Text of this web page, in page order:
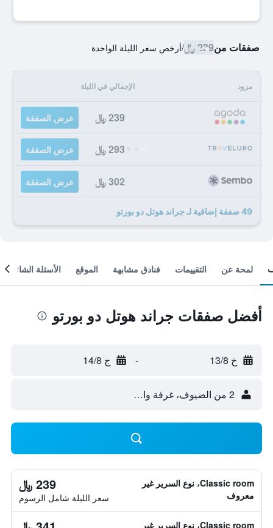
صفقات من239 ﷼ /أرخص سعر الليلة الواحدة
مزود الإجمالي في الليلة
239 ﷼ عرض الصفقة
293 ﷼ عرض الصفقة
302 ﷼ عرض الصفقة
49 صفقة إضافية لـ جراند هوتل دو بورتو
لمحة عن التقييمات فنادق مشابهة الموقع الأسئلة الشائعة
أفضل صفقات جراند هوتل دو بورتو
خ 13/8 - ج 14/8
2 من الضيوف، غرفة واحدة
Classic room، نوع السرير غير
معروف
239 ﷼
سعر الليلة شامل الرسوم
Classic room، نوع السرير غير